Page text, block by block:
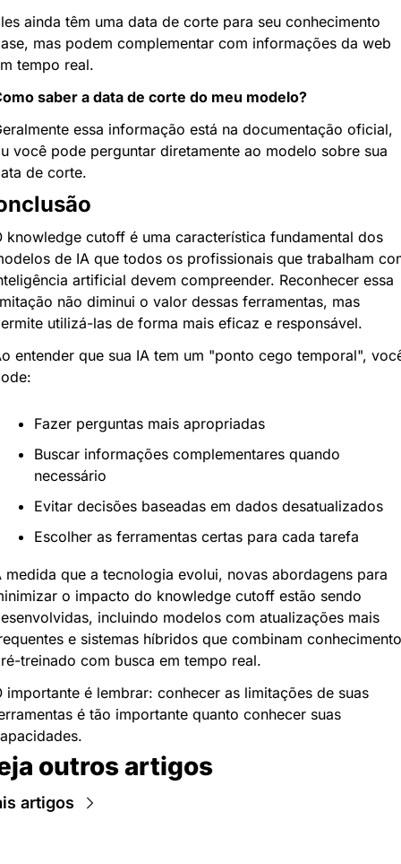
ainda têm uma data de corte para seu conhecimento
mas podem complementar com informações da web
tempo real.
saber a data de corte do meu modelo?
essa informação está na documentação oficial,
você pode perguntar diretamente ao modelo sobre sua
de corte.
knowledge cutoff é uma característica fundamental dos
de IA que todos os profissionais que trabalham
artificial devem compreender. Reconhecer essa
não diminui o valor dessas ferramentas, mas
utilizá-las de forma mais eficaz e responsável.
entender que sua IA tem um "ponto cego temporal",
Fazer perguntas mais apropriadas
Buscar informações complementares quando
necessário
Evitar decisões baseadas em dados desatualizados
Escolher as ferramentas certas para cada tarefa
medida que a tecnologia evolui, novas abordagens para
o impacto do knowledge cutoff estão sendo
incluindo modelos com atualizações mais
e sistemas híbridos que combinam conhecimento
treinado com busca em tempo real.
importante é lembrar: conhecer as limitações de suas
é tão importante quanto conhecer suas
outros artigos
artigos